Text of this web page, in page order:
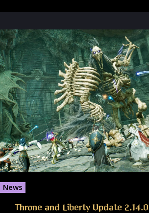
News
Throne and Liberty Update